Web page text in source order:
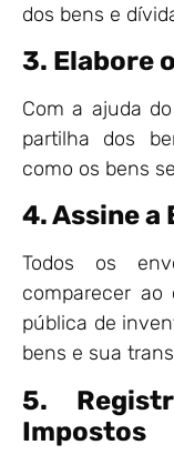
dos bens e
3. Elabore
Com a ajuda
partilha dos
como os bens
4. Assine
Todos os
comparecer ao
pública de
bens e sua
5.
Impostos